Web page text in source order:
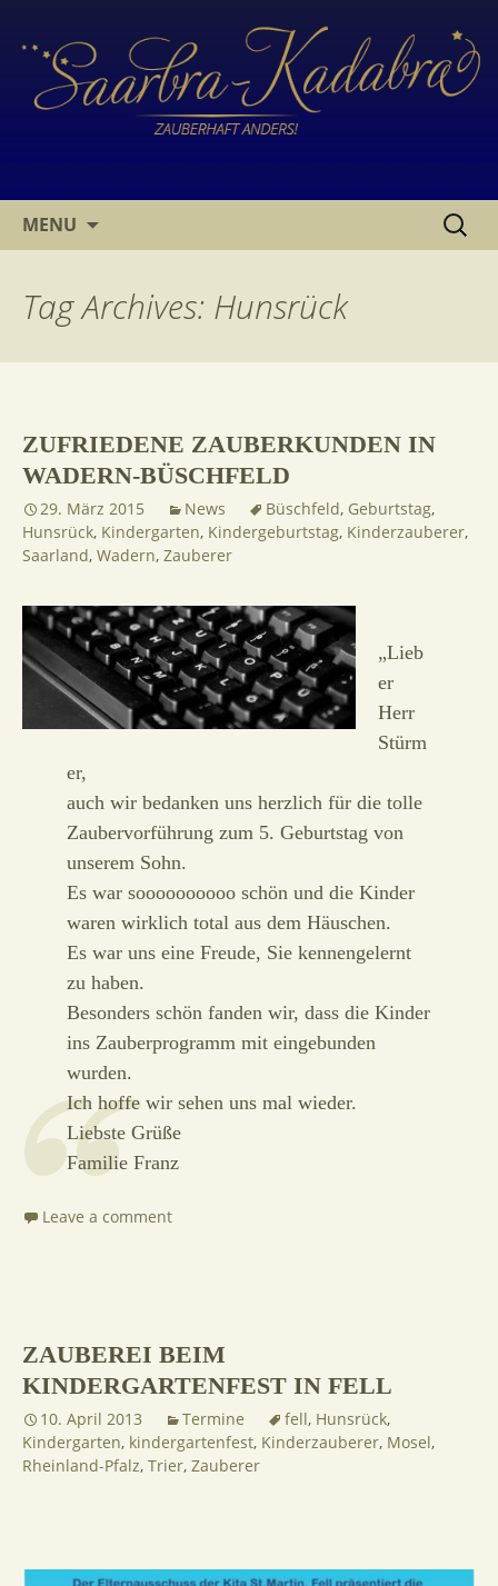
MENU
NACH:
Tag Archives: Hunsrück
ZUFRIEDENE ZAUBERKUNDEN IN
WADERN-BÜSCHFELD
29. März 2015 News Büschfeld, Geburtstag,
Hunsrück, Kindergarten, Kindergeburtstag, Kinderzauberer,
Saarland, Wadern, Zauberer
„Lieb
er
Herr
Stürm
er,
auch wir bedanken uns herzlich für die tolle
Zaubervorführung zum 5. Geburtstag von
unserem Sohn.
Es war soooooooooo schön und die Kinder
waren wirklich total aus dem Häuschen.
Es war uns eine Freude, Sie kennengelernt
zu haben.
Besonders schön fanden wir, dass die Kinder
ins Zauberprogramm mit eingebunden
wurden.
Ich hoffe wir sehen uns mal wieder.
Liebste Grüße
Familie Franz
Leave a comment
ZAUBEREI BEIM
KINDERGARTENFEST IN FELL
10. April 2013 Termine fell, Hunsrück,
Kindergarten, kindergartenfest, Kinderzauberer, Mosel,
Rheinland-Pfalz, Trier, Zauberer